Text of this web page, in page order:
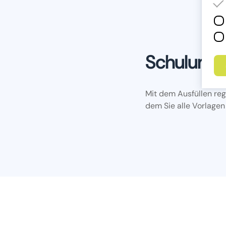
Mit dem Ausfüllen
dem Sie alle